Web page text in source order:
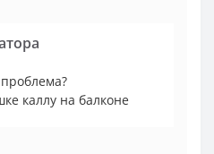
каллу на балконе